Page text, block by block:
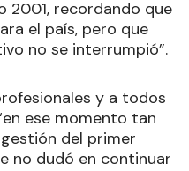
2001, recordando que
el país, pero que
no se interrumpió”.
y a todos
ese momento tan
del primer
no dudó en continuar